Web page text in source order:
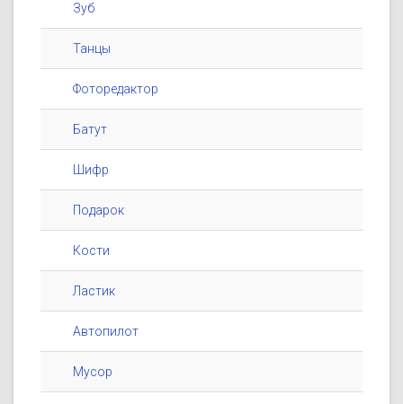
Зуб
Танцы
Фоторедактор
Батут
Шифр
Подарок
Кости
Ластик
Автопилот
Мусор